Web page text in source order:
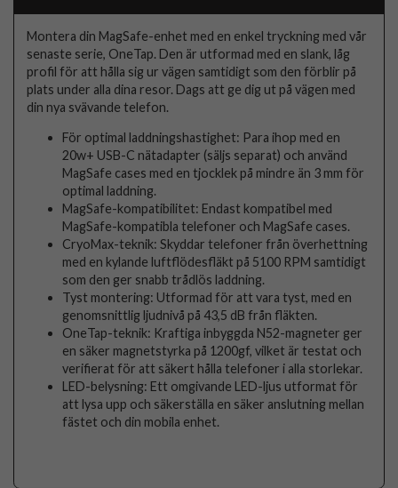
Montera din MagSafe-enhet med en enkel tryckning med vår
senaste serie, OneTap. Den är utformad med en slank, låg
profil för att hålla sig ur vägen samtidigt som den förblir på
plats under alla dina resor. Dags att ge dig ut på vägen med
din nya svävande telefon.
För optimal laddningshastighet: Para ihop med en
20w+ USB-C nätadapter (säljs separat) och använd
MagSafe cases med en tjocklek på mindre än 3 mm för
optimal laddning.
MagSafe-kompatibilitet: Endast kompatibel med
MagSafe-kompatibla telefoner och MagSafe cases.
CryoMax-teknik: Skyddar telefoner från överhettning
med en kylande luftflödesfläkt på 5100 RPM samtidigt
som den ger snabb trådlös laddning.
Tyst montering: Utformad för att vara tyst, med en
genomsnittlig ljudnivå på 43,5 dB från fläkten.
OneTap-teknik: Kraftiga inbyggda N52-magneter ger
en säker magnetstyrka på 1200gf, vilket är testat och
verifierat för att säkert hålla telefoner i alla storlekar.
LED-belysning: Ett omgivande LED-ljus utformat för
att lysa upp och säkerställa en säker anslutning mellan
fästet och din mobila enhet.